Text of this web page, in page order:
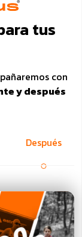
tus
con
y después
Después